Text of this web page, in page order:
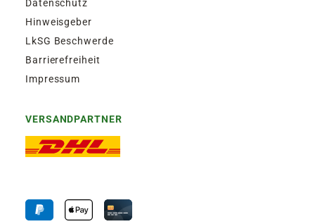
Datenschutz
Hinweisgeber
LkSG Beschwerde
Barrierefreiheit
Impressum
VERSANDPARTNER